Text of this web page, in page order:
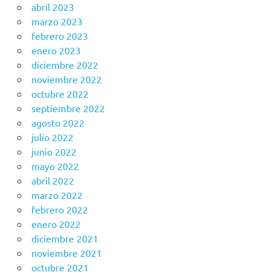
abril 2023
marzo 2023
febrero 2023
enero 2023
diciembre 2022
noviembre 2022
octubre 2022
septiembre 2022
agosto 2022
julio 2022
junio 2022
mayo 2022
abril 2022
marzo 2022
febrero 2022
enero 2022
diciembre 2021
noviembre 2021
octubre 2021